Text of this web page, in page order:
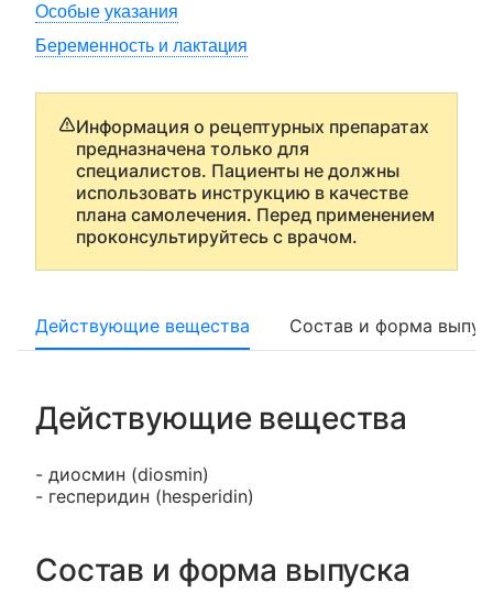
Особые указания
Беременность и лактация
Информация о рецептурных препаратах
предназначена только для
специалистов. Пациенты не должны
использовать инструкцию в качестве
плана самолечения. Перед применением
проконсультируйтесь с врачом.
Действующие вещества Состав и форма
Действующие вещества
- диосмин (diosmin)
- гесперидин (hesperidin)
Состав и форма выпуска